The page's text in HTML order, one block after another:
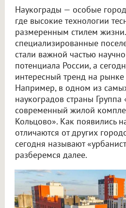
Наукограды — особые
где высокие технологии
размеренным стилем
специализированные
стали важной частью
потенциала России, а
интересный тренд на
Например, в одном из
наукоградов страны Группа
современный жилой
Кольцово». Как появились
отличаются от других
сегодня называют
разберемся далее.